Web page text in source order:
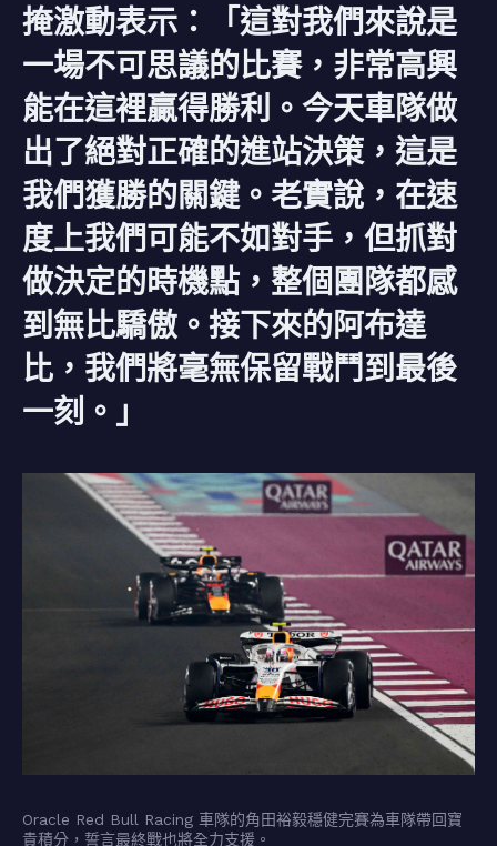
掩激動表示：「這對我們來說是
一場不可思議的比賽，非常高興
能在這裡贏得勝利。今天車隊做
出了絕對正確的進站決策，這是
我們獲勝的關鍵。老實說，在速
度上我們可能不如對手，但抓對
做決定的時機點，整個團隊都感
到無比驕傲。接下來的阿布達
比，我們將毫無保留戰鬥到最後
一刻。」
Oracle Red Bull Racing 車隊的角田裕毅穩健完賽為車隊帶回寶
貴積分，誓言最終戰也將全力支援。